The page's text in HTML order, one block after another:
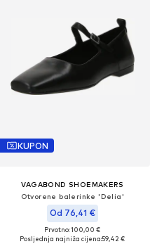
KUPON
VAGABOND SHOEMAKERS
Otvorene balerinke 'Delia'
Od 76,41 €
Prvotno: 100,00 €
Posljednja najniža cijena:59,42 €